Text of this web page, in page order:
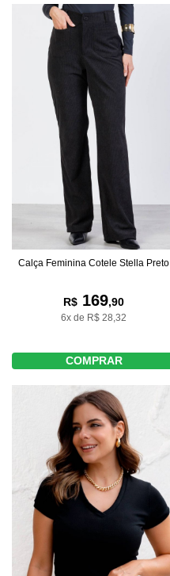
Calça Feminina Cotele Stella Preto
R$ 169,90
6x de R$ 28,32
COMPRAR